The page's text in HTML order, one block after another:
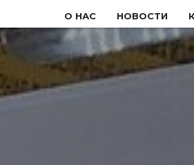
О НАС НОВОСТИ